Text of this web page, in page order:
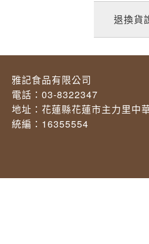
退換貨
雅記食品有限公司
電話：03-8322347
地址：花蓮縣花蓮市主力里中
統編：16355554